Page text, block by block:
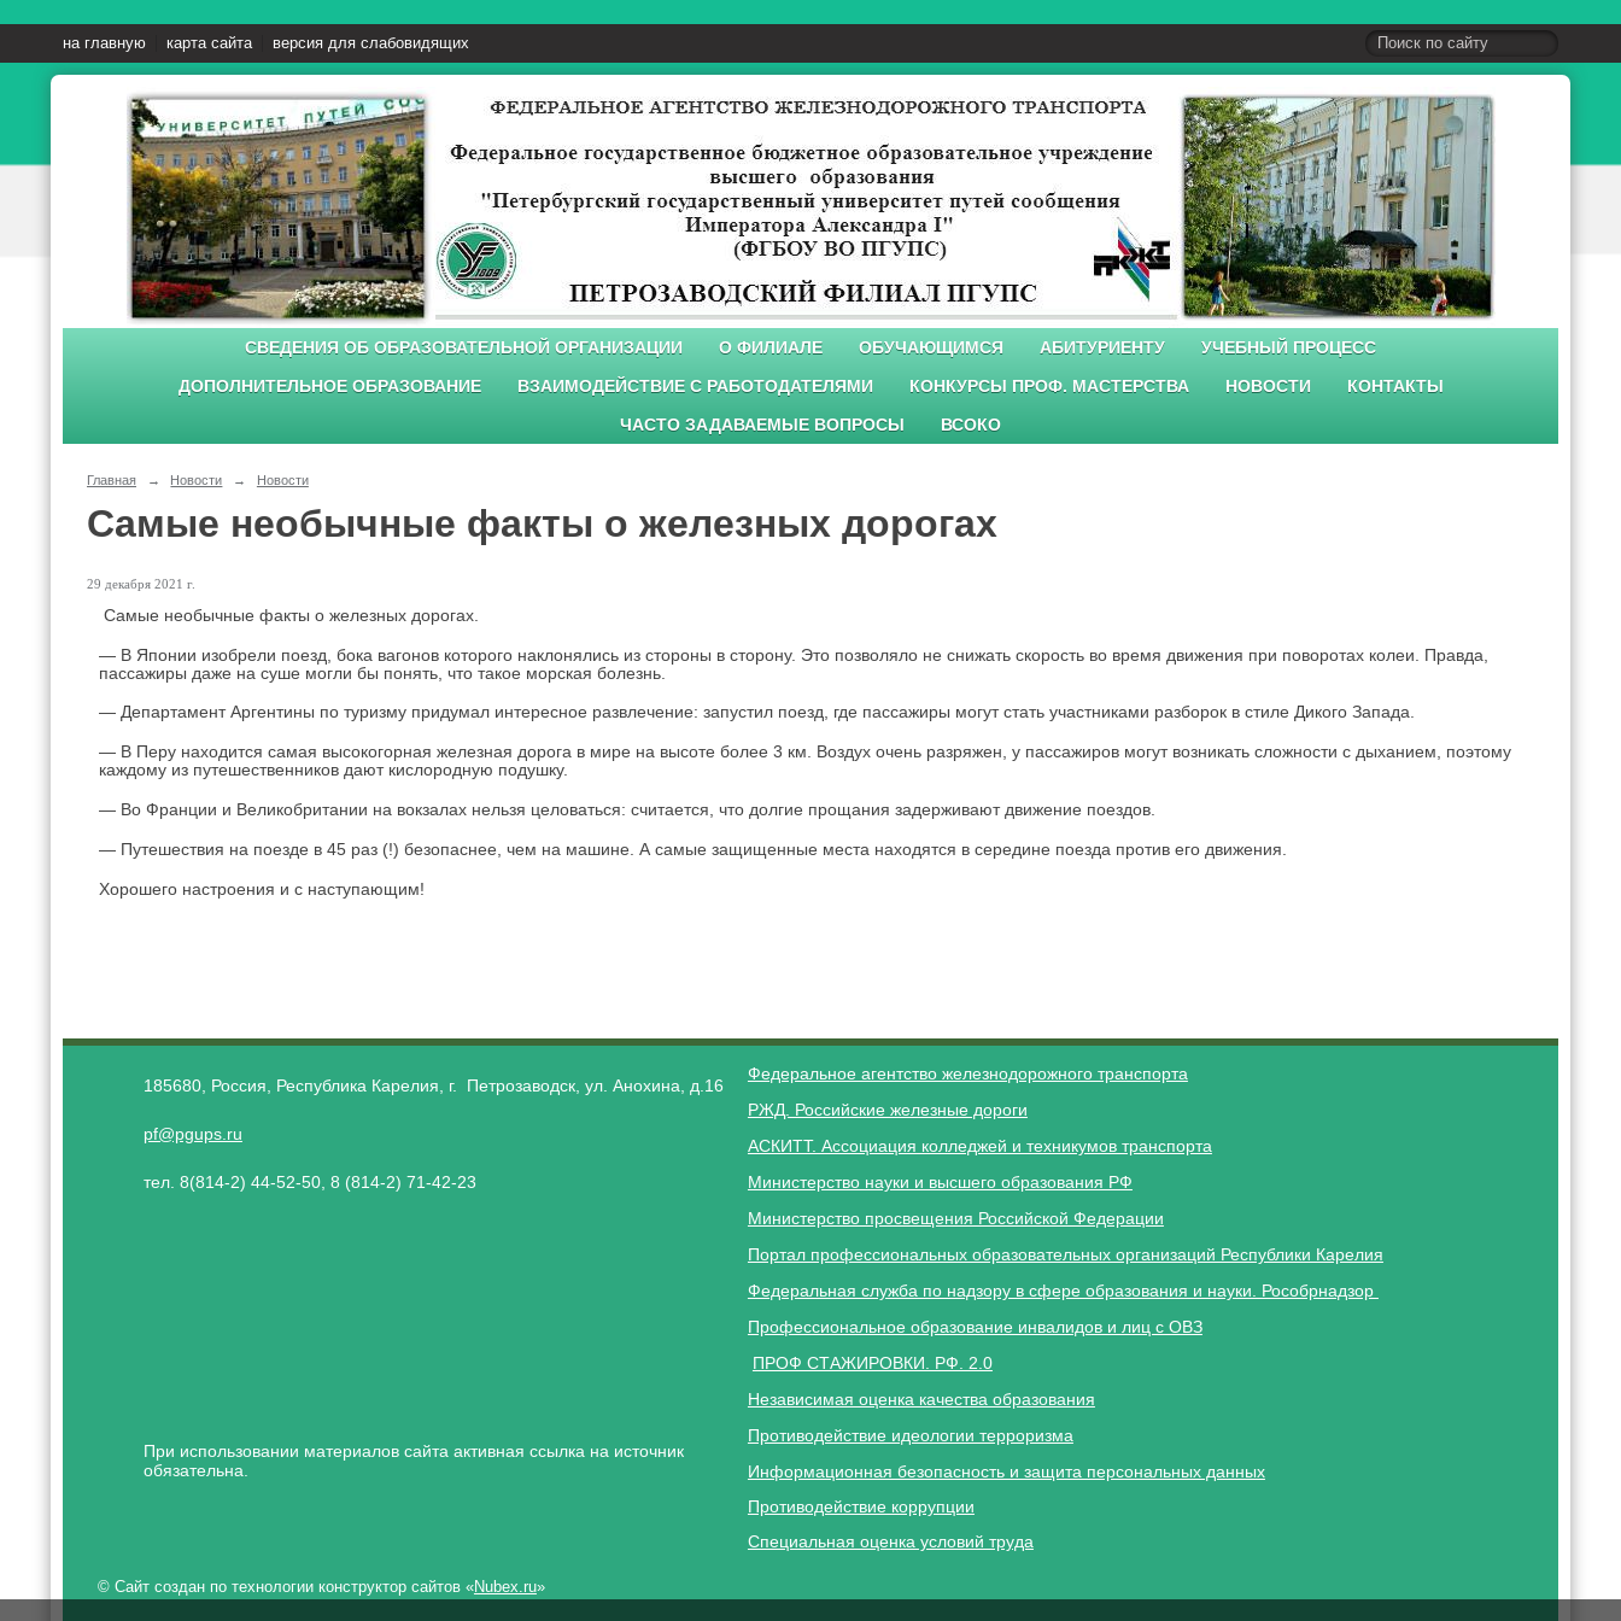
на главную карта сайта версия для слабовидящих
СВЕДЕНИЯ ОБ ОБРАЗОВАТЕЛЬНОЙ ОРГАНИЗАЦИИ О ФИЛИАЛЕ ОБУЧАЮЩИМСЯ АБИТУРИЕНТУ УЧЕБНЫЙ ПРОЦЕСС
ДОПОЛНИТЕЛЬНОЕ ОБРАЗОВАНИЕ ВЗАИМОДЕЙСТВИЕ С РАБОТОДАТЕЛЯМИ КОНКУРСЫ ПРОФ. МАСТЕРСТВА НОВОСТИ КОНТАКТЫ
ЧАСТО ЗАДАВАЕМЫЕ ВОПРОСЫ ВСОКО
Главная → Новости → Новости
Cамые необычные факты о железных дорогах
29 декабря 2021 г.
Cамые необычные факты о железных дорогах.
— В Японии изобрели поезд, бока вагонов которого наклонялись из стороны в сторону. Это позволяло не снижать скорость во время движения при поворотах колеи. Правда,
пассажиры даже на суше могли бы понять, что такое морская болезнь.
— Департамент Аргентины по туризму придумал интересное развлечение: запустил поезд, где пассажиры могут стать участниками разборок в стиле Дикого Запада.
— В Перу находится самая высокогорная железная дорога в мире на высоте более 3 км. Воздух очень разряжен, у пассажиров могут возникать сложности с дыханием, поэтому
каждому из путешественников дают кислородную подушку.
— Во Франции и Великобритании на вокзалах нельзя целоваться: считается, что долгие прощания задерживают движение поездов.
— Путешествия на поезде в 45 раз (!) безопаснее, чем на машине. А самые защищенные места находятся в середине поезда против его движения.
Хорошего настроения и с наступающим!
185680, Россия, Республика Карелия, г. Петрозаводск, ул. Анохина, д.16
Федеральное агентство железнодорожного транспорта
РЖД. Российские железные дороги
АСКИТТ. Ассоциация колледжей и техникумов транспорта
Министерство науки и высшего образования РФ
Министерство просвещения Российской Федерации
Портал профессиональных образовательных организаций Республики Карелия
Федеральная служба по надзору в сфере образования и науки. Рособрнадзор
Профессиональное образование инвалидов и лиц с ОВЗ
ПРОФ СТАЖИРОВКИ. РФ. 2.0
Независимая оценка качества образования
Противодействие идеологии терроризма
Информационная безопасность и защита персональных данных
Противодействие коррупции
Специальная оценка условий труда
pf@pgups.ru
тел. 8(814-2) 44-52-50, 8 (814-2) 71-42-23
При использовании материалов сайта активная ссылка на источник
обязательна.
© Сайт создан по технологии конструктор сайтов «Nubex.ru»